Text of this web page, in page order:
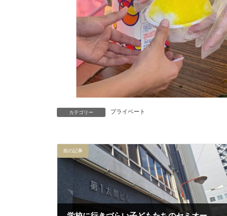
カテゴリー プライベート
前の記事